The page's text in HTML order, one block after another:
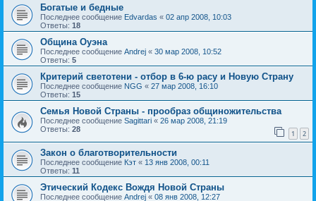
Богатые и бедные
Последнее сообщение Edvardas « 02 апр 2008, 10:03
Ответы: 18
Община Оуэна
Последнее сообщение Andrej « 30 мар 2008, 10:52
Ответы: 5
Критерий светотени - отбор в 6-ю расу и Новую Страну
Последнее сообщение NGG « 27 мар 2008, 16:10
Ответы: 15
Семья Новой Страны - прообраз общиножительства
Последнее сообщение Sagittari « 26 мар 2008, 21:19
Ответы: 28 1 2
Закон о благотворительности
Последнее сообщение Кэт « 13 янв 2008, 00:11
Ответы: 11
Этический Кодекс Вождя Новой Страны
Последнее сообщение Andrej « 08 янв 2008, 12:27